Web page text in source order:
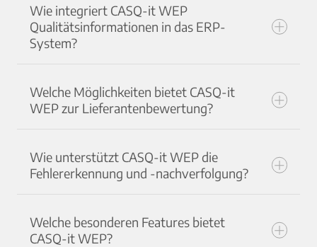
Wie integriert CASQ-it WEP
Qualitätsinformationen in das ERP-
System?
Welche Möglichkeiten bietet CASQ-it
WEP zur Lieferantenbewertung?
Wie unterstützt CASQ-it WEP die
Fehlererkennung und -nachverfolgung?
Welche besonderen Features bietet
CASQ-it WEP?